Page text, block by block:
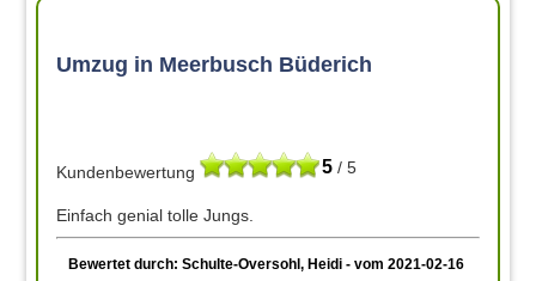
Umzug in Meerbusch Büderich
5 / 5
Kundenbewertung
Einfach genial tolle Jungs.
Bewertet durch: Schulte-Oversohl, Heidi - vom 2021-02-16